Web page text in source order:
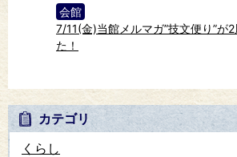
会館
7/11(金)当館メルマガ”技文便り”が
た！
カテゴリ
くらし